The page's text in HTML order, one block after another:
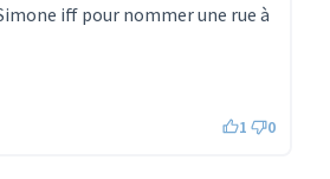
iff pour nommer une rue à
1 0